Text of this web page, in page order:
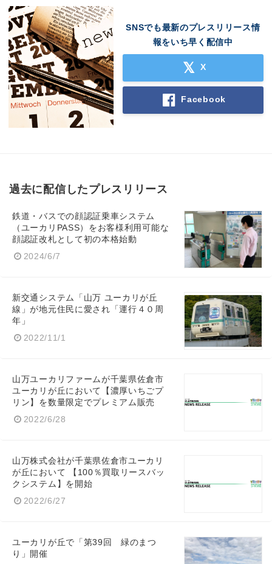
SNSでも最新のプレスリリース情
報をいち早く配信中
X
Facebook
過去に配信したプレスリリース
鉄道・バスでの顔認証乗車システム
（ユーカリPASS）をお客様利用可能な
顔認証改札として初の本格始動
2024/6/7
新交通システム「山万 ユーカリが丘
線」が地元住民に愛され「運行４０周
年」
2022/11/1
山万ユーカリファームが千葉県佐倉市
ユーカリが丘において【濃厚いちごプ
リン】を数量限定でプレミアム販売
2022/6/28
山万株式会社が千葉県佐倉市ユーカリ
が丘において 【100％買取リースバッ
クシステム】を開始
2022/6/27
ユーカリが丘で「第39回 緑のまつ
り」開催